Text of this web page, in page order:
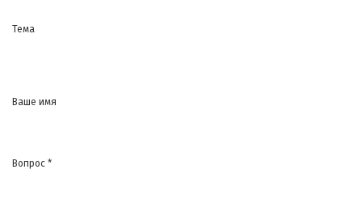
Тема
Ваше имя
Вопрос *